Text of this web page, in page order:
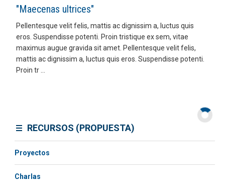
"Maecenas ultrices"
Pellentesque velit felis, mattis ac dignissim a, luctus quis
eros. Suspendisse potenti. Proin tristique ex sem, vitae
maximus augue gravida sit amet. Pellentesque velit felis,
mattis ac dignissim a, luctus quis eros. Suspendisse potenti.
Proin tr ...
RECURSOS (PROPUESTA)
Proyectos
Charlas